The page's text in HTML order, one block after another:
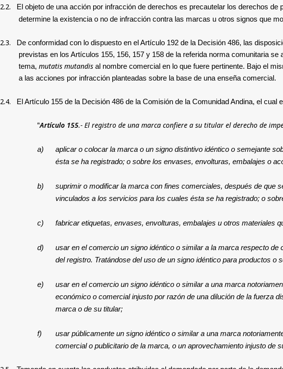
2.2.
El objeto de una acción por infracción de derechos es precautelar los derechos
determine la existencia o no de infracción contra las marcas u otros signos que
2.3.
De conformidad con lo dispuesto en el Artículo 192 de la Decisión 486, las
previstas en los Artículos 155, 156, 157 y 158 de la referida norma comunitaria
tema, mutatis mutandisal nombre comercial en lo que fuere pertinente. Bajo el
a las acciones por infracción planteadas sobre la base de una enseña comercial.
2.4. El Artículo 155 de la Decisión 486 de la Comisión de la Comunidad Andina, el cual
“Artículo 155.- El registro de una marca confiere a su titular el derecho de
a)
aplicar o colocar la marca o un signo distintivo idéntico o semejante
ésta se ha registrado; o sobre los envases, envolturas, embalajes o
b)
suprimir o modificar la marca con fines comerciales, después de que
vinculados a los servicios para los cuales ésta se ha registrado; o
c) fabricar etiquetas, envases, envolturas, embalajes u otros materiales
d)
usar en el comercio un signo idéntico o similar a la marca respecto
del registro. Tratándose del uso de un signo idéntico para productos
e)
usar en el comercio un signo idéntico o similar a una marca
económico o comercial injusto por razón de una dilución de la fuerza
marca o de su titular;
f)
usar públicamente un signo idéntico o similar a una marca
comercial o publicitario de la marca, o un aprovechamiento injusto de